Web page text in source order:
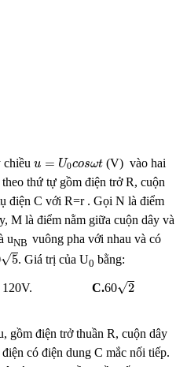
chiều u = U0cosωt
0c
(V) vào hai
thứ tự gồm điện trở R, cuộn
điện C với R=r . Gọi N là điểm
M là điểm nằm giữa cuộn dây và
uNB vuông pha với nhau và có
√5. Giá trị của U0 bằng:
120V. C.60√2
gồm điện trở thuần R, cuộn dây
có điện dung C mắc nối tiếp.